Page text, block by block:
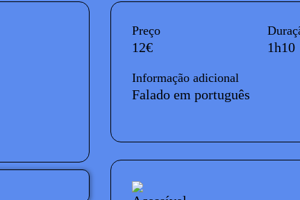
InformaÃ§Ã£o adicional
Preço
12€ 1h10
Informação adicional
Falado em português
Acessibilidades do espetáculo